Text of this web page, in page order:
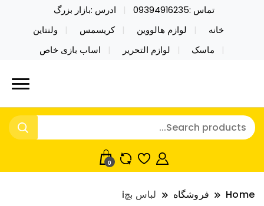
تماس :09394916235
ادرس :بازار بزرگ
خانه
لوازم هالووین کریسمس
ولنتاین
ماسک
لوازم التحریر اساب بازی خاص
نایکر توی فروش عمده لوازم هالووین
ولن تاین کادویی کریسمس اکسسوری
خرید محصولات خاص فیجت اسباب بازی تراول ماگ نایکر
توی فروش عمده لوازم هالووین ولن تاین کادویی
کریسمس اکسسوری ماسک در واردات مستقیم
0
Home فروشگاه لباس بچi